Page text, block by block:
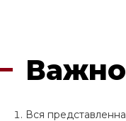
Вся